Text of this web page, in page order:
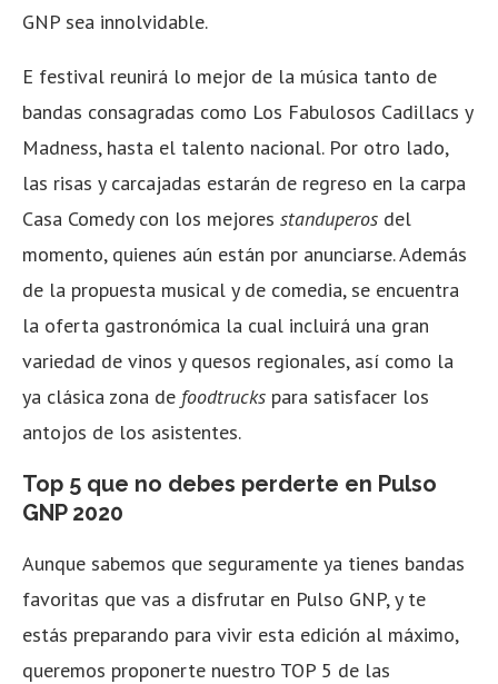
GNP sea innolvidable.
E festival reunirá lo mejor de la música tanto de
bandas consagradas como Los Fabulosos Cadillacs y
Madness, hasta el talento nacional. Por otro lado,
las risas y carcajadas estarán de regreso en la carpa
Casa Comedy con los mejores standuperos del
momento, quienes aún están por anunciarse. Además
de la propuesta musical y de comedia, se encuentra
la oferta gastronómica la cual incluirá una gran
variedad de vinos y quesos regionales, así como la
ya clásica zona de foodtrucks para satisfacer los
antojos de los asistentes.
Top 5 que no debes perderte en Pulso
GNP 2020
Aunque sabemos que seguramente ya tienes bandas
favoritas que vas a disfrutar en Pulso GNP, y te
estás preparando para vivir esta edición al máximo,
queremos proponerte nuestro TOP 5 de las